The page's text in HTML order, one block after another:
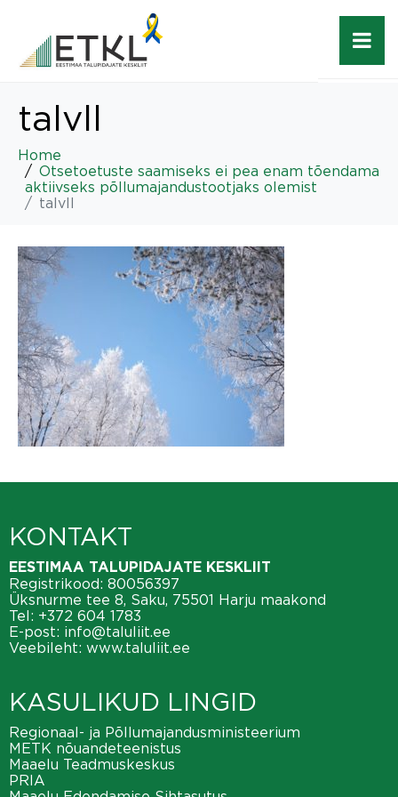
talvll
Home
Otsetoetuste saamiseks ei pea enam tõendama
aktiivseks põllumajandustootjaks olemist
talvll
KONTAKT
EESTIMAA TALUPIDAJATE KESKLIIT
Registrikood: 80056397
Üksnurme tee 8, Saku, 75501 Harju maakond
Tel: +372 604 1783
E-post: info@taluliit.ee
Veebileht: www.taluliit.ee
KASULIKUD LINGID
Regionaal- ja Põllumajandusministeerium
METK nõuandeteenistus
Maaelu Teadmuskeskus
PRIA